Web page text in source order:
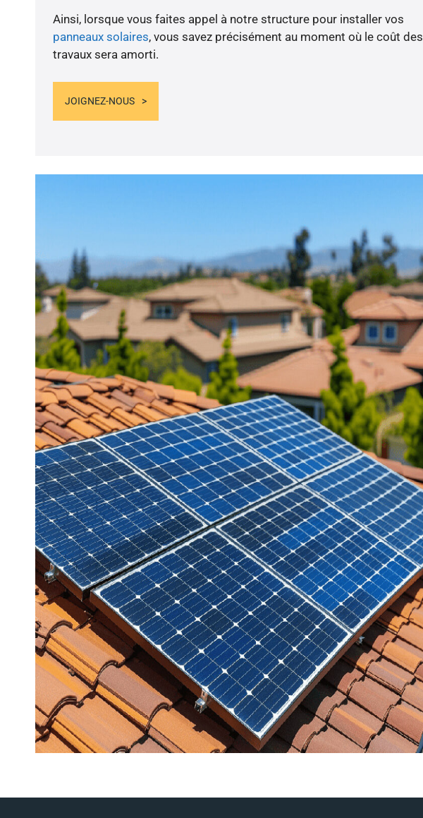
Ainsi, lorsque vous faites appel à notre structure pour installer vos
panneaux solaires, vous savez précisément au moment où le coût des
travaux sera amorti.
JOIGNEZ-NOUS